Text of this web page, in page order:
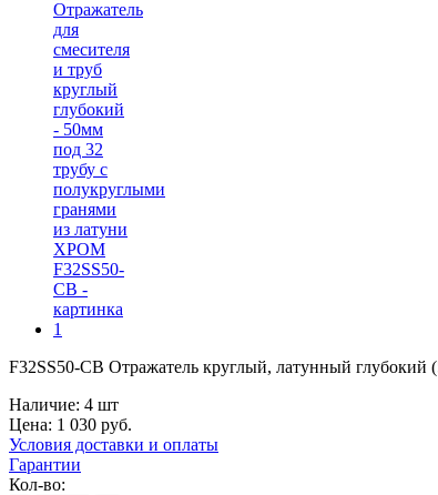
F32SS50-CB Отражатель круглый, латунный
Наличие: 4 шт
Цена: 1 030 руб.
Условия доставки и оплаты
Гарантии
Кол-во: